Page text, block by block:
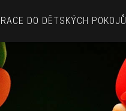
DO DĚTSKÝCH POKOJŮ